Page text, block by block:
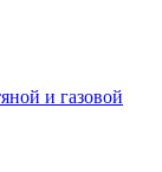
и газовой